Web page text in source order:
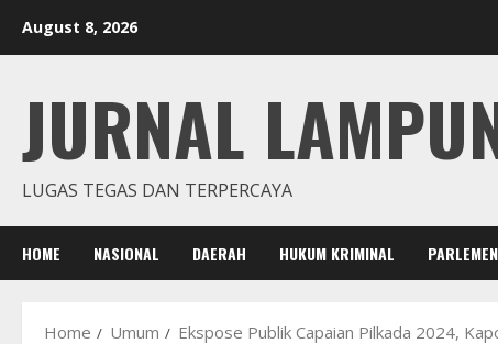
August 8, 2026
JURNAL
LUGAS TEGAS DAN TERPERCAYA
HOME NASIONAL DAERAH HUKUM KRIMINAL PARLEMEN
Home Umum Ekspose Publik Capaian Pilkada 2024,